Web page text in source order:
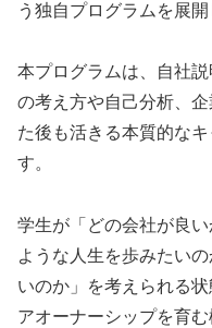
う独自プログラムを展開
本プログラムは、自社
の考え方や自己分析、
た後も活きる本質的な
す。
学生が「どの会社が良
ような人生を歩みたい
いのか」を考えられる
アオーナーシップを育む